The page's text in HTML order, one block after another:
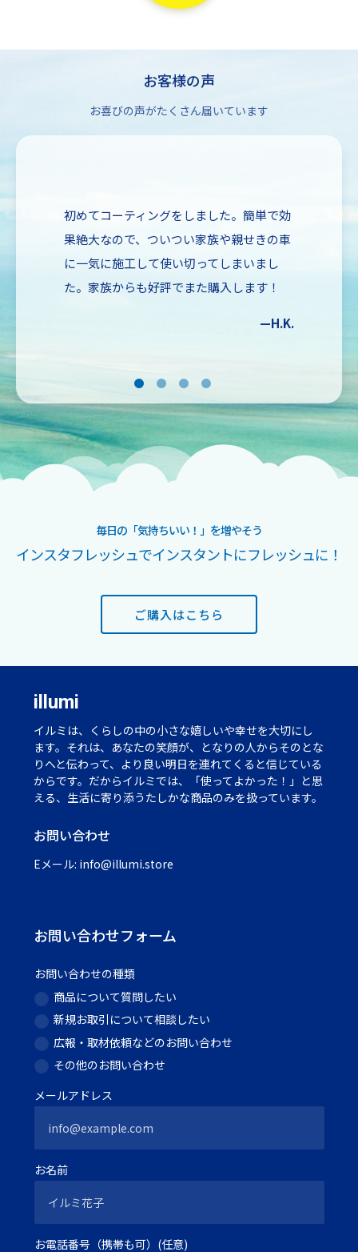
お客様の声
お喜びの声がたくさん届いています
初めてコーティングをしました。簡単で効
果絶大なので、ついつい家族や親せきの車
に一気に施工して使い切ってしまいまし
た。家族からも好評でまた購入します！
—H.K.
毎日の「気持ちいい！」を増やそう
インスタフレッシュでインスタントにフレッシュに！
ご購入はこちら
illumi
イルミは、くらしの中の小さな嬉しいや幸せを大切にし
ます。それは、あなたの笑顔が、となりの人からそのとな
りへと伝わって、より良い明日を連れてくると信じている
からです。だからイルミでは、「使ってよかった！」と思
える、生活に寄り添うたしかな商品のみを扱っています。
お問い合わせ
Eメール: info@illumi.store
お問い合わせフォーム
お問い合わせの種類
商品について質問したい
新規お取引について相談したい
広報・取材依頼などのお問い合わせ
その他のお問い合わせ
メールアドレス
お名前
お電話番号（携帯も可）(任意)